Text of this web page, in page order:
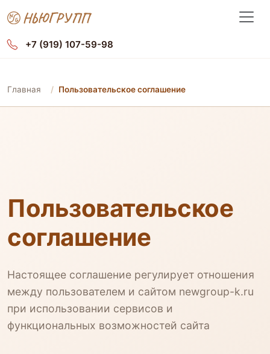
+7 (919) 107-59-98
Главная Пользовательское соглашение
Пользовательское
соглашение
Настоящее соглашение регулирует отношения
между пользователем и сайтом newgroup-k.ru
при использовании сервисов и
функциональных возможностей сайта